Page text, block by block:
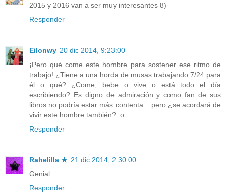
2015 y 2016 van a ser muy interesantes 8)
Responder
Eilonwy 20 dic 2014, 9:23:00
¡Pero qué come este hombre para sostener ese ritmo de
trabajo! ¿Tiene a una horda de musas trabajando 7/24 para
él o qué? ¿Come, bebe o vive o está todo el día
escribiendo? Es digno de admiración y como fan de sus
libros no podría estar más contenta... pero ¿se acordará de
vivir este hombre también? :o
Responder
Rahelilla ★ 21 dic 2014, 2:30:00
Genial.
Responder